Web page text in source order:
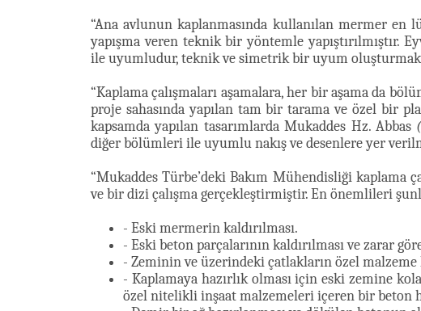
“Ana avlunun kaplanmasında kullanılan mermer
yapışma veren teknik bir yöntemle yapıştırılmıştır.
ile uyumludur, teknik ve simetrik bir uyum
“Kaplama çalışmaları aşamalara, her bir aşama da
proje sahasında yapılan tam bir tarama ve özel bir
kapsamda yapılan tasarımlarda Mukaddes Hz. Abbas
diğer bölümleri ile uyumlu nakış ve desenlere yer
“Mukaddes Türbe’deki Bakım Mühendisliği kaplama
ve bir dizi çalışma gerçekleştirmiştir. En önemlileri
- Eski mermerin kaldırılması.
- Eski beton parçalarının kaldırılması ve zarar
- Zeminin ve üzerindeki çatlakların özel malzeme
- Kaplamaya hazırlık olması için eski zemine
özel nitelikli inşaat malzemeleri içeren bir beton